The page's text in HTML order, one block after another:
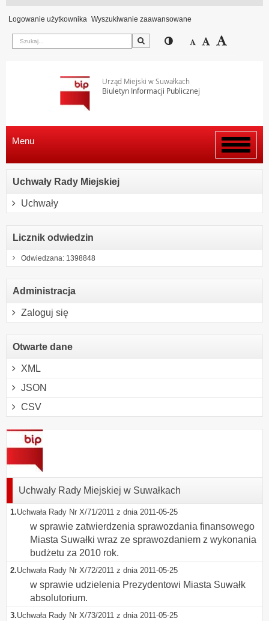
Logowanie użytkownika Wyszukiwanie zaawansowane
Szukaj Przełącz pomiędzy
Zmniejsz
Domyślny
Urząd Miejski w Suwałkach
Biuletyn Informacji Publicznej
Włącz
menu
Menu
Uchwały Rady Miejskiej
Uchwały
Licznik odwiedzin
Odwiedzana: 1398848
Administracja
Zaloguj się
Otwarte dane
XML
JSON
CSV
Uchwały Rady Miejskiej w Suwałkach
1.Uchwała Rady Nr X/71/2011 z dnia 2011-05-25
w sprawie zatwierdzenia sprawozdania finansowego
Miasta Suwałki wraz ze sprawozdaniem z wykonania
budżetu za 2010 rok.
2.Uchwała Rady Nr X/72/2011 z dnia 2011-05-25
w sprawie udzielenia Prezydentowi Miasta Suwałk
absolutorium.
3.Uchwała Rady Nr X/73/2011 z dnia 2011-05-25